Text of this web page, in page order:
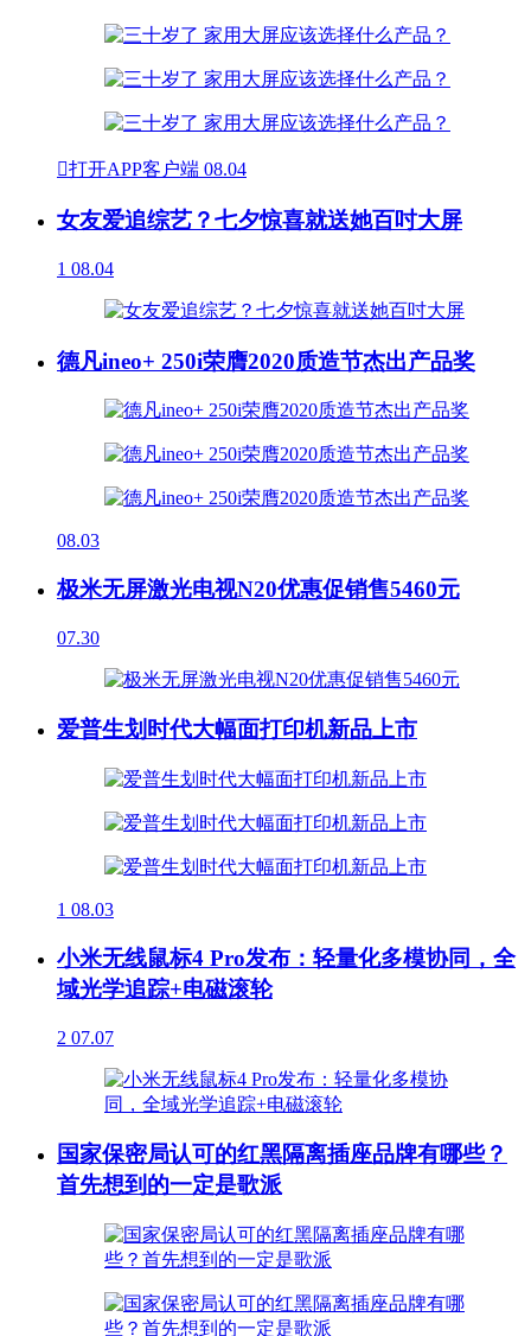
打开APP客户端 08.04
女友爱追综艺？七夕惊喜就送她百吋大屏
1 08.04
德凡ineo+ 250i荣膺2020质造节杰出产品奖
08.03
极米无屏激光电视N20优惠促销售5460元
07.30
爱普生划时代大幅面打印机新品上市
1 08.03
小米无线鼠标4 Pro发布：轻量化多模协同，全
域光学追踪+电磁滚轮
2 07.07
国家保密局认可的红黑隔离插座品牌有哪些？
首先想到的一定是歌派